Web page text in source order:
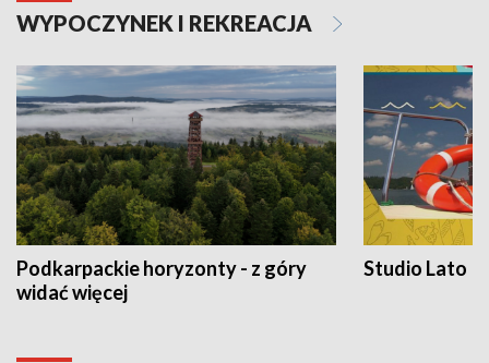
WYPOCZYNEK I REKREACJA
Podkarpackie horyzonty - z góry
widać więcej
Studio Lato